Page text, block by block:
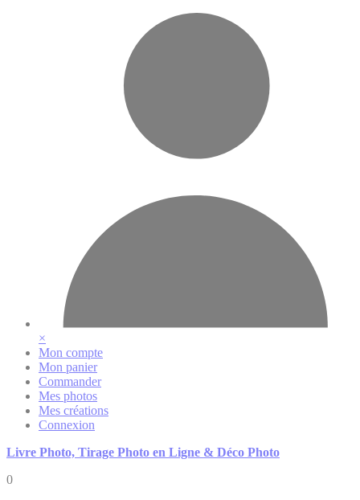
×
Mon compte
Mon panier
Commander
Mes photos
Mes créations
Connexion
Livre Photo, Tirage Photo en Ligne & Déco Photo
0